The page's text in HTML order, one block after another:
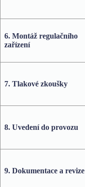
6. Montáž regulačního
zařízení
7. Tlakové zkoušky
8. Uvedení do provozu
9. Dokumentace a revize